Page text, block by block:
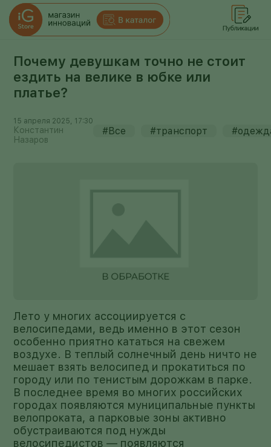
Почему девушкам точно не стоит
ездить на велике в юбке или
платье?
15 апреля 2025, 17:30
Константин
Назаров
#Все #транспорт
Лето у многих ассоциируется с
велосипедами, ведь именно в этот сезон
особенно приятно кататься на свежем
воздухе. В теплый солнечный день ничто не
мешает взять велосипед и прокатиться по
городу или по тенистым дорожкам в парке.
В последнее время во многих российских
городах появляются муниципальные пункты
велопроката, а парковые зоны активно
обустраиваются под нужды
велосипедистов — появляются